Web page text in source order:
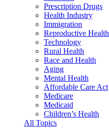
Prescription Drugs
Health Industry
Immigration
Reproductive Health
Technology
Rural Health
Race and Health
Aging
Mental Health
Affordable Care Act
Medicare
Medicaid
Children’s Health
All Topics